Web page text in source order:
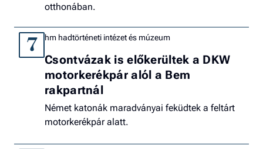
otthonában.
7 hm hadtörténeti intézet és múzeum
Csontvázak is előkerültek a DKW
motorkerékpár alól a Bem
rakpartnál
Német katonák maradványai feküdtek a feltárt
motorkerékpár alatt.